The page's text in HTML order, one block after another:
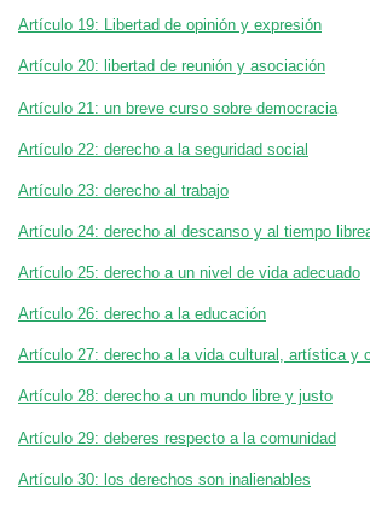
Artículo 19: Libertad de opinión y expresión
Artículo 20: libertad de reunión y asociación
Artículo 21: un breve curso sobre democracia
Artículo 22: derecho a la seguridad social
Artículo 23: derecho al trabajo
Artículo 24: derecho al descanso y al tiempo
Artículo 25: derecho a un nivel de vida adecuado
Artículo 26: derecho a la educación
Artículo 27: derecho a la vida cultural, artística y
Artículo 28: derecho a un mundo libre y justo
Artículo 29: deberes respecto a la comunidad
Artículo 30: los derechos son inalienables